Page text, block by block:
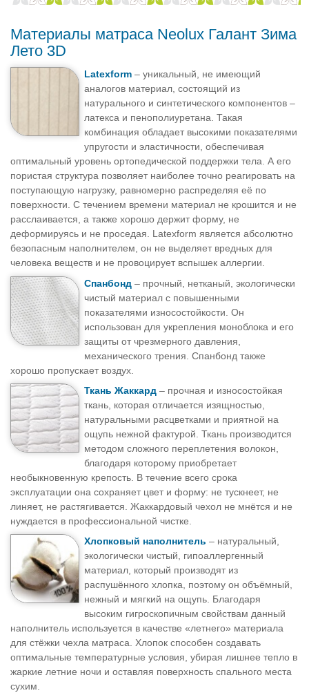
Материалы матраса Neolux Галант Зима
Лето 3D
Latexform – уникальный, не имеющий
аналогов материал, состоящий из
натурального и синтетического компонентов –
латекса и пенополиуретана. Такая
комбинация обладает высокими показателями
упругости и эластичности, обеспечивая
оптимальный уровень ортопедической поддержки тела. А его
пористая структура позволяет наиболее точно реагировать на
поступающую нагрузку, равномерно распределяя её по
поверхности. С течением времени материал не крошится и не
расслаивается, а также хорошо держит форму, не
деформируясь и не проседая. Latexform является абсолютно
безопасным наполнителем, он не выделяет вредных для
человека веществ и не провоцирует вспышек аллергии.
Спанбонд – прочный, нетканый, экологически
чистый материал с повышенными
показателями износостойкости. Он
использован для укрепления моноблока и его
защиты от чрезмерного давления,
механического трения. Спанбонд также
хорошо пропускает воздух.
Ткань Жаккард – прочная и износостойкая
ткань, которая отличается изящностью,
натуральными расцветками и приятной на
ощупь нежной фактурой. Ткань производится
методом сложного переплетения волокон,
благодаря которому приобретает
необыкновенную крепость. В течение всего срока
эксплуатации она сохраняет цвет и форму: не тускнеет, не
линяет, не растягивается. Жаккардовый чехол не мнётся и не
нуждается в профессиональной чистке.
Хлопковый наполнитель – натуральный,
экологически чистый, гипоаллергенный
материал, который производят из
распушённого хлопка, поэтому он объёмный,
нежный и мягкий на ощупь. Благодаря
высоким гигроскопичным свойствам данный
наполнитель используется в качестве «летнего» материала
для стёжки чехла матраса. Хлопок способен создавать
оптимальные температурные условия, убирая лишнее тепло в
жаркие летние ночи и оставляя поверхность спального места
сухим.